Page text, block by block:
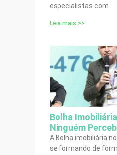
especialistas com
Leia mais >>
Bolha
Ninguém
A Bolha imobiliária
se formando de